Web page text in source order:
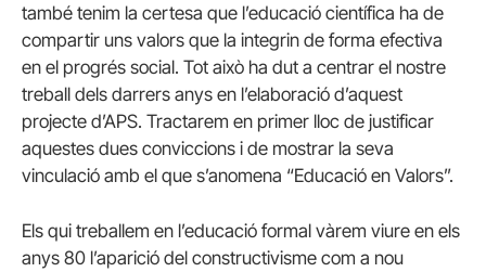
també tenim la certesa que l’educació científica ha de
compartir uns valors que la integrin de forma efectiva
en el progrés social. Tot això ha dut a centrar el nostre
treball dels darrers anys en l’elaboració d’aquest
projecte d’APS. Tractarem en primer lloc de justificar
aquestes dues conviccions i de mostrar la seva
vinculació amb el que s’anomena “Educació en Valors”.
Els qui treballem en l’educació formal vàrem viure en els
anys 80 l’aparició del constructivisme com a nou